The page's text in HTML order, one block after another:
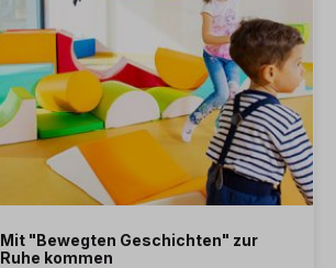
Mit "Bewegten Geschichten" zur
Ruhe kommen